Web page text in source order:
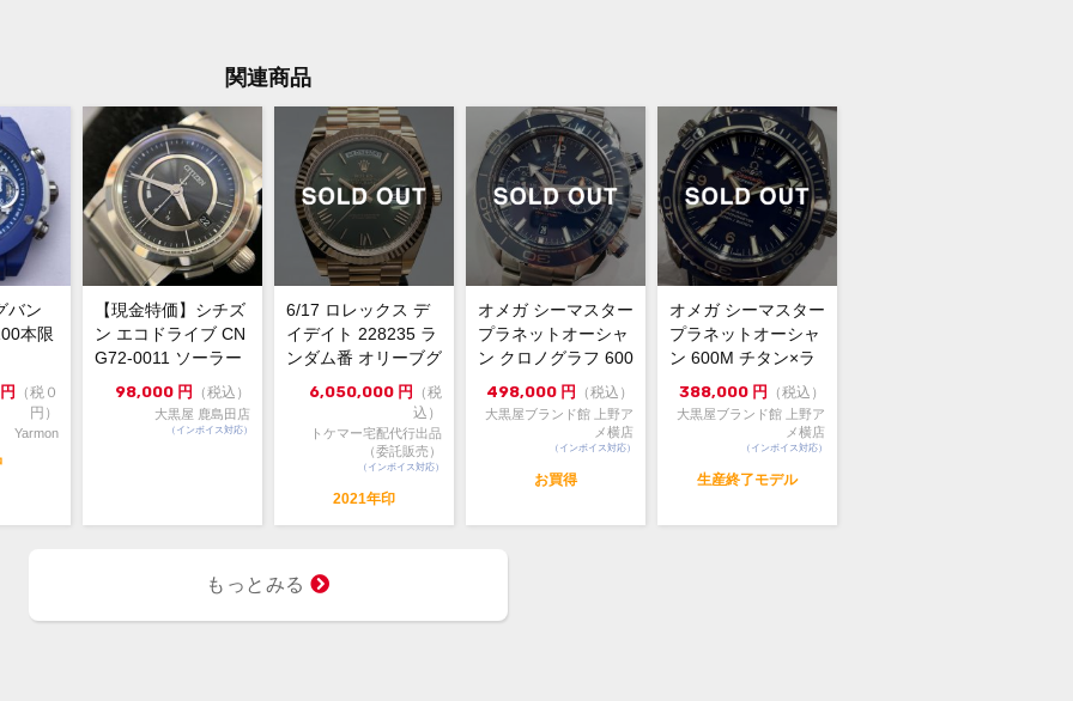
保証期間
状態
ご覧頂きありがとうございます
ブルガリ ディアゴノ チタニウム クロノグ
ラフ TI44BTAVTDCH 自動巻き 箱、保証書
付き
状態は、リューズガードエッジ部、ケーズ
バック等に微細な小傷等ありますが全体的
ラバーベルトにヒビ等なく良い状態です
バックルの開閉も問題なく、クロノグラフ
やデイトチェンジ、また大きな遅れ進みな
く稼働しています
カーボンダイヤルに赤いポインター付きの
関連商品
バン
本限
円
（税０
円）
Yarmon
【現金特価】シチズ
ン エコドライブ CN
G72-0011 ソーラー
電波時計 シリー...
98,000 円 （税込）
大黒屋 鹿島田店
（インボイス対応）
6/17 ロレックス デ
イデイト 228235 ラ
ンダム番 オリーブグ
リーン文字盤...
6,050,000 円
（税
込）
トケマー宅配代行出品
（委託販売）
（インボイス対応）
2021年印
オメガ シーマスター
プラネットオーシャ
ン クロノグラフ 600
M コーアクシャル...
498,000 円 （税込）
大黒屋ブランド館 上野ア
メ横店
（インボイス対応）
お買得
オメガ シーマスター
プラネットオーシャ
ン 600M チタン×ラ
バー コーアクシャ...
388,000 円 （税込）
大黒屋ブランド館 上野ア
メ横店
（インボイス対応）
生産終了モデル
もっとみる